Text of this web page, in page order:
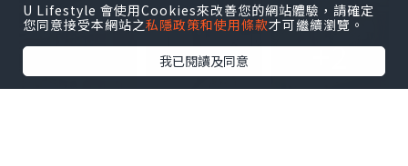
+2
U Lifestyle 會使用Cookies來改善您的網站體驗，請確定
您同意接受本網站之私隱政策和使用條款才可繼續瀏覽。
我已閱讀及同意